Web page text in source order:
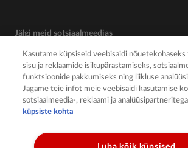
Jälgi meid sotsiaalmeedias
Kasutame küpsiseid veebisaidi
sisu ja reklaamide isikupärastamiseks,
funktsioonide pakkumiseks ning liikluse
Jagame teie infot meie veebisaidi kasutamise
sotsiaalmeedia-, reklaami ja
küpsiste kohta